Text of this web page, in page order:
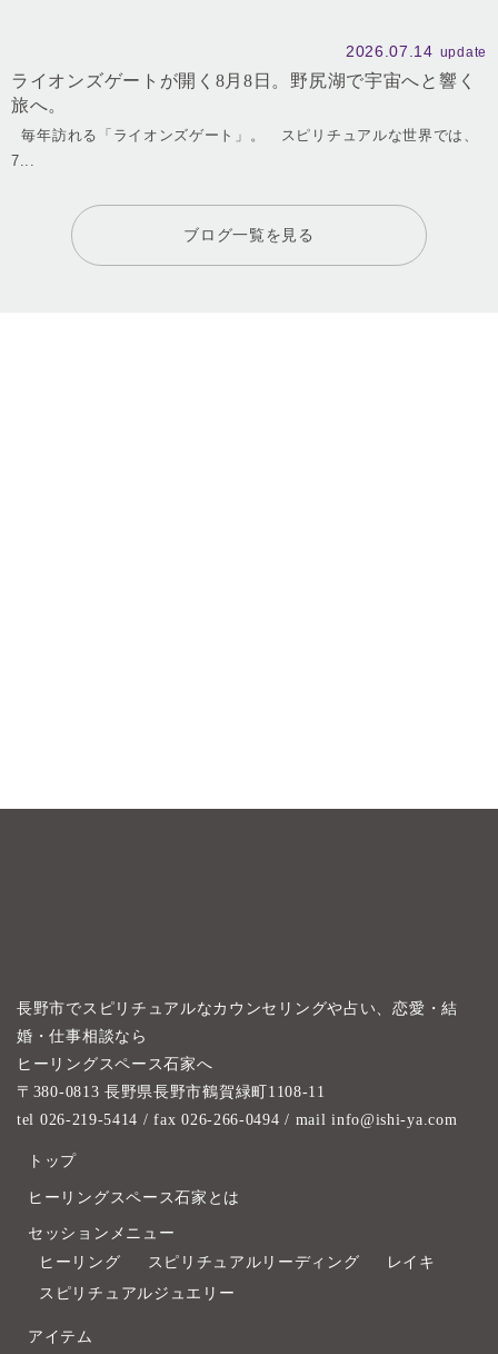
2026.07.14 update
ライオンズゲートが開く8月8日。野尻湖で宇宙へと響く
旅へ。
毎年訪れる「ライオンズゲート」。 スピリチュアルな世界では、
7...
ブログ一覧を見る
長野市でスピリチュアルなカウンセリングや占い、恋愛・結
婚・仕事相談なら
ヒーリングスペース石家へ
〒380-0813 長野県長野市鶴賀緑町1108-11
tel 026-219-5414 / fax 026-266-0494 / mail info@ishi-ya.com
トップ
ヒーリングスペース石家とは
セッションメニュー
ヒーリング
スピリチュアルリーディング
レイキ
スピリチュアルジュエリー
アイテム